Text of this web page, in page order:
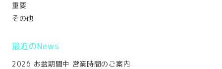
重要
その他
最近のNews
2026 お盆期間中 営業時間のご案内